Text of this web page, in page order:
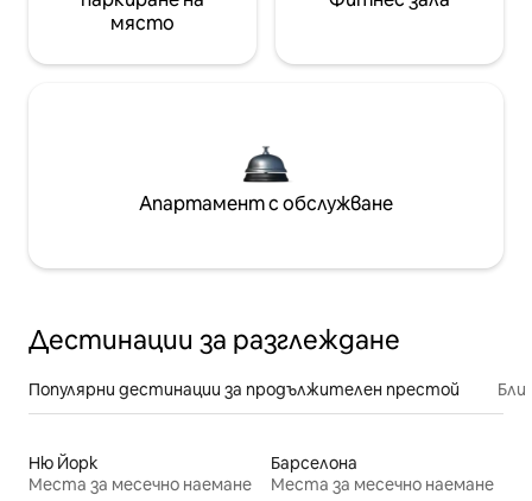
място
Апартамент с обслужване
Дестинации за разглеждане
Популярни дестинации за продължителен престой
Ню Йорк
Места за месечно наемане
Барселона
Места за месечно наемане